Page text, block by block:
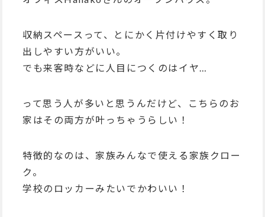
収納スペースって、とにかく片付けやすく取り
出しやすい方がいい。
でも来客時などに人目につくのはイヤ…
って思う人が多いと思うんだけど、こちらのお
家はその両方が叶っちゃうらしい！
特徴的なのは、家族みんなで使える家族クロー
ク。
学校のロッカーみたいでかわいい！